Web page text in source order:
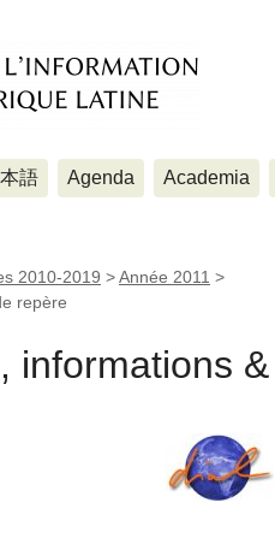
語 Agenda Academia
2010-2019 >Année 2011 >
repère
informations &